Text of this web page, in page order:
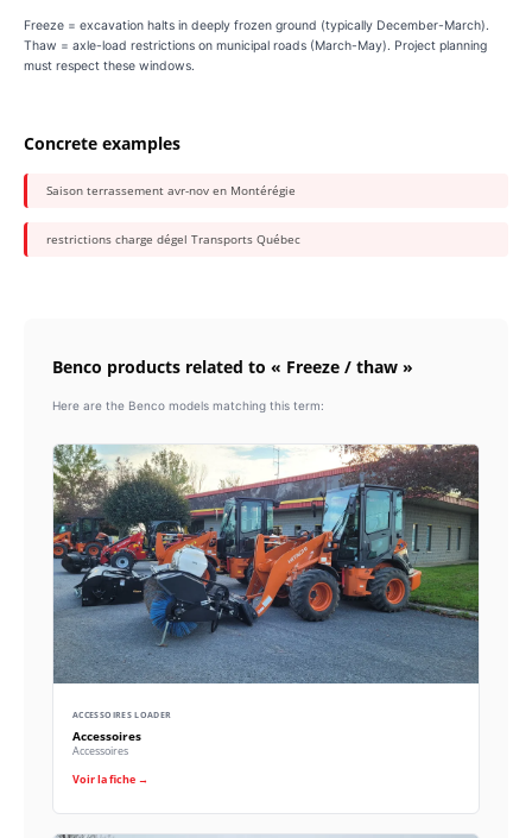
Freeze = excavation halts in deeply frozen ground (typically December-March).
Thaw = axle-load restrictions on municipal roads (March-May). Project planning
must respect these windows.
Concrete examples
Saison terrassement avr-nov en Montérégie
restrictions charge dégel Transports Québec
Benco products related to « Freeze / thaw »
Here are the Benco models matching this term:
ACCESSOIRES LOADER
Accessoires
Accessoires
Voir la fiche →